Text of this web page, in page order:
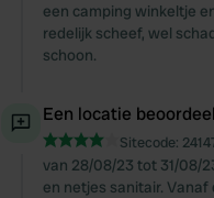
een camping winkeltje
redelijk scheef, wel
schoon.
Een locatie
Sitecode:
van 28/08/23 tot 31/08/
en netjes sanitair.